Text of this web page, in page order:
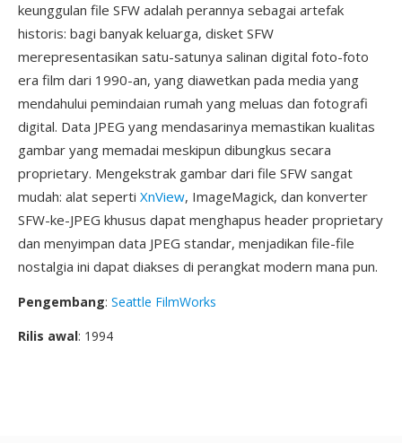
keunggulan file SFW adalah perannya sebagai artefak
historis: bagi banyak keluarga, disket SFW
merepresentasikan satu-satunya salinan digital foto-foto
era film dari 1990-an, yang diawetkan pada media yang
mendahului pemindaian rumah yang meluas dan fotografi
digital. Data JPEG yang mendasarinya memastikan kualitas
gambar yang memadai meskipun dibungkus secara
proprietary. Mengekstrak gambar dari file SFW sangat
mudah: alat seperti XnView, ImageMagick, dan konverter
SFW-ke-JPEG khusus dapat menghapus header proprietary
dan menyimpan data JPEG standar, menjadikan file-file
nostalgia ini dapat diakses di perangkat modern mana pun.
Pengembang: Seattle FilmWorks
Rilis awal: 1994